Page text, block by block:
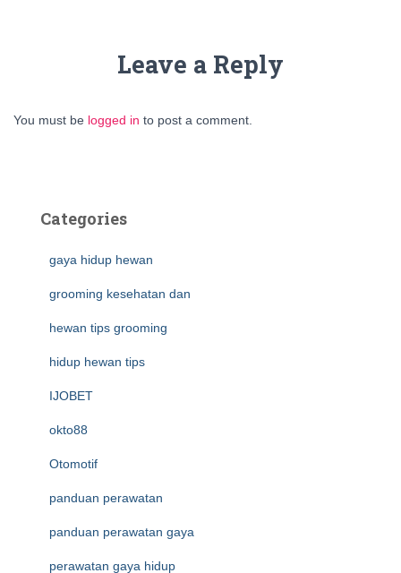
Leave a Reply
You must be logged in to post a comment.
Categories
gaya hidup hewan
grooming kesehatan dan
hewan tips grooming
hidup hewan tips
IJOBET
okto88
Otomotif
panduan perawatan
panduan perawatan gaya
perawatan gaya hidup